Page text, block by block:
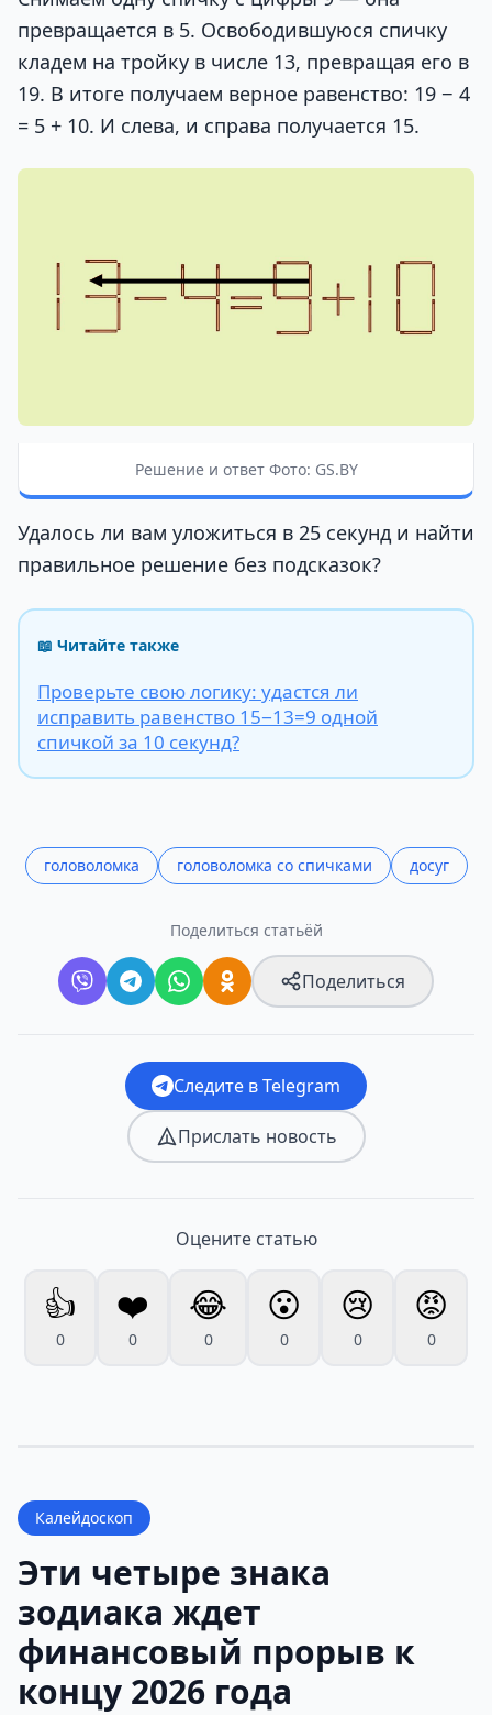
превращается в 5. Освободившуюся спичку
кладем на тройку в числе 13, превращая его в
19. В итоге получаем верное равенство: 19 − 4
= 5 + 10. И слева, и справа получается 15.
Решение и ответ Фото: GS.BY
Удалось ли вам уложиться в 25 секунд и найти
правильное решение без подсказок?
📖 Читайте также
Проверьте свою логику: удастся ли
исправить равенство 15−13=9 одной
спичкой за 10 секунд?
головоломка головоломка со спичками досуг
Поделиться статьёй
Поделиться
Следите в Telegram
Прислать новость
Оцените статью
👍
0
❤️
0
😂
0
😮
0
😢
0
😡
0
Калейдоскоп
Эти четыре знака
зодиака ждет
финансовый прорыв к
концу 2026 года